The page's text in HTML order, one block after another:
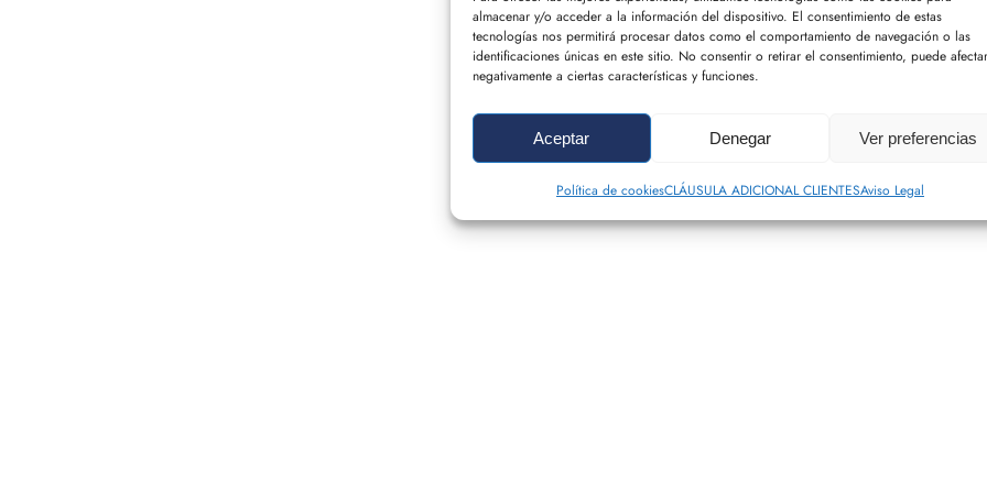
almacenar y/o acceder a la información del dispositivo. El consentimiento de estas
tecnologías nos permitirá procesar datos como el comportamiento de navegación o las
identificaciones únicas en este sitio. No consentir o retirar el consentimiento, puede afectar
negativamente a ciertas características y funciones.
Aceptar Denegar Ver preferencias
Política de cookiesCLÁUSULA ADICIONAL CLIENTESAviso Legal